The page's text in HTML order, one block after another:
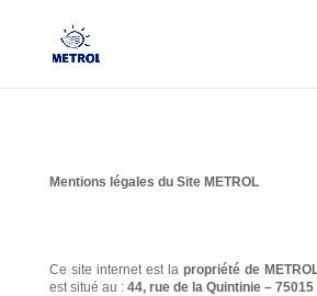
Mentions légales du Site METROL
Ce site internet est la propriété de
est situé au : 44, rue de la Quintinie – 75015